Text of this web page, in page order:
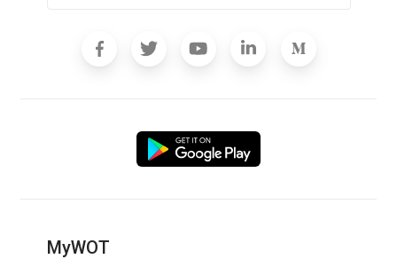
MyWOT